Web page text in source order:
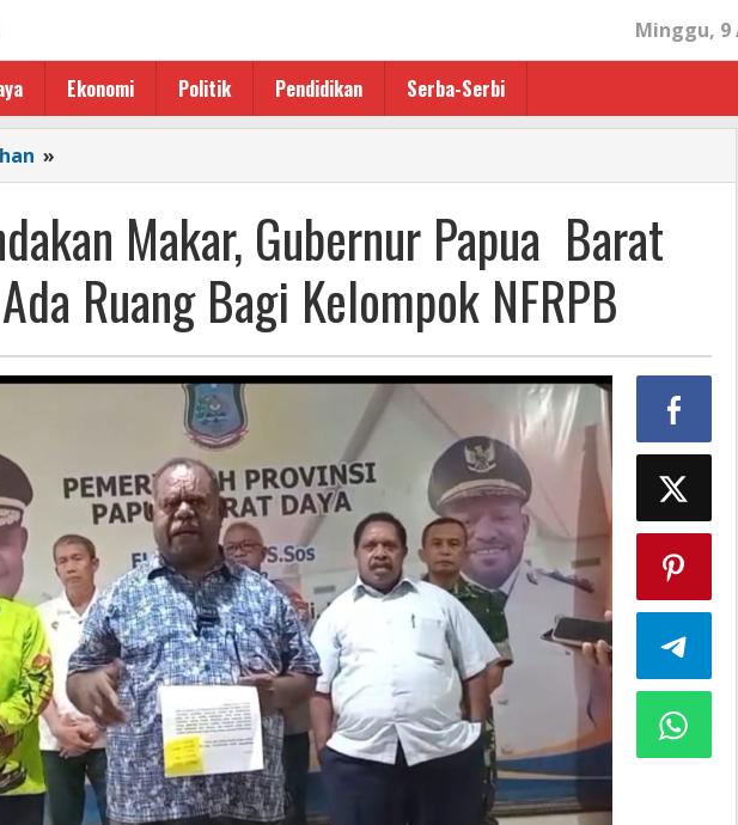
Minggu, 9
Ekonomi Politik Pendidikan Serba-Serbi
»
Tindakan
Gubernur
Papua
Barat
Daya
:
Tidak
Bagi
Kelompok
NFRPB
Makar, Gubernur Papua Barat
Ruang Bagi Kelompok NFRPB